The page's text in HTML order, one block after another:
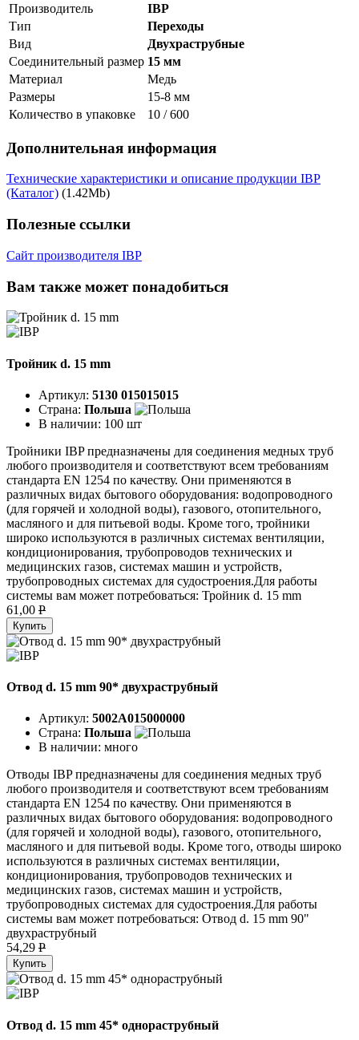
Производитель
IBP
Тип
Переходы
Вид
Двухраструбные
Соединительный размер 15 мм
Материал
Медь
Размеры
15-8 мм
Количество в упаковке
10 / 600
Дополнительная информация
Технические характеристики и описание продукции IBP
(Каталог) (1.42Mb)
Полезные ссылки
Сайт производителя IBP
Вам также может понадобиться
Тройник d. 15 mm
Артикул: 5130 015015015
Страна: Польша
В наличии: 100 шт
Тройники IBP предназначены для соединения медных труб
любого производителя и соответствуют всем требованиям
стандарта EN 1254 по качеству. Они применяются в
различных видах бытового оборудования: водопроводного
(для горячей и холодной воды), газового, отопительного,
масляного и для питьевой воды. Кроме того, тройники
широко используются в различных системах вентиляции,
кондиционирования, трубопроводов технических и
медицинских газов, системах машин и устройств,
трубопроводных системах для судостроения.Для работы
системы вам может потребоваться: Тройник d. 15 mm
61,00 P
Купить
Отвод d. 15 mm 90* двухраструбный
Артикул: 5002A015000000
Страна: Польша
В наличии: много
Отводы IBP предназначены для соединения медных труб
любого производителя и соответствуют всем требованиям
стандарта EN 1254 по качеству. Они применяются в
различных видах бытового оборудования: водопроводного
(для горячей и холодной воды), газового, отопительного,
масляного и для питьевой воды. Кроме того, отводы широко
используются в различных системах вентиляции,
кондиционирования, трубопроводов технических и
медицинских газов, системах машин и устройств,
трубопроводных системах для судостроения.Для работы
системы вам может потребоваться: Отвод d. 15 mm 90"
двухраструбный
54,29 P
Купить
Отвод d. 15 mm 45* однораструбный